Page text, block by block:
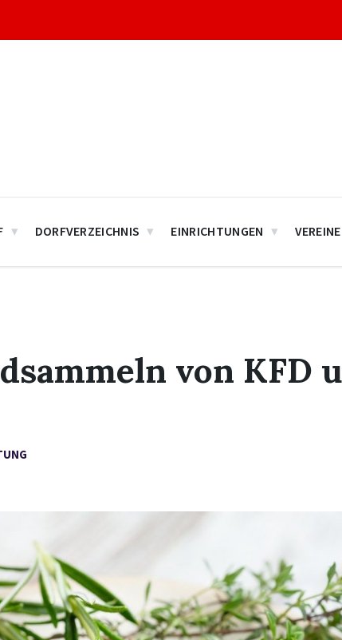
DORFVERZEICHNIS EINRICHTUNGEN VEREINE
von KFD